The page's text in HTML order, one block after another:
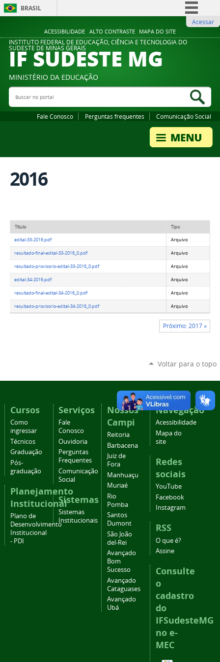
ACESSIBILIDADE ALTO CONTRASTE MAPA DO SITE
BRASIL
Comunica BR
Participe
Legislação
Acessar
INSTITUTO FEDERAL DE EDUCAÇÃO, CIÊNCIA E TECNOLOGIA DO
SUDESTE DE MINAS GERAIS
IF SUDESTE MG
MINISTÉRIO DA EDUCAÇÃO
Buscar no portal
Fale Conosco Perguntas frequentes Comunicação Social
2016
Título Tipo
edital-33-2016.pdf Arquivo
resultado-final-edital-33-2016_0.pdf Arquivo
resultado-provisorio-edital-33-2016_0.pdf Arquivo
edital-34-2016.pdf Arquivo
resultado-final-edital-34-2016_0.pdf Arquivo
resultado-provisorio-edital-34-2016_0.pdf Arquivo
Próximo: 2017 »
Voltar para o topo
Cursos
Como
ingressar
Técnicos
Graduação
Pós-
graduação
Planejamento
Institucional
Plano de
Desenvolvimento
Institucional
- PDI
Serviços
Fale
Conosco
Ouvidoria
Perguntas
Frequentes
Comunicação
Social
Sistemas
Sistemas
Institucionais
Nossos
Campi
Reitoria
Barbacena
Juiz de
Fora
Manhuaçu
Muriaé
Rio
Pomba
Santos
Dumont
São João
del-Rei
Avançado
Bom
Sucesso
Avançado
Cataguases
Avançado
Ubá
Navegação
Acessibilidade
Mapa do
site
Redes
sociais
YouTube
Facebook
Instagram
RSS
O que é?
Assine
Consulte
o
cadastro
do
IFSudesteMG
no e-
MEC